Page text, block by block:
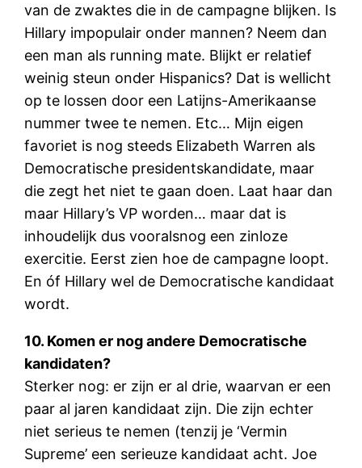
van de zwaktes die in de campagne blijken. Is
Hillary impopulair onder mannen? Neem dan
een man als running mate. Blijkt er relatief
weinig steun onder Hispanics? Dat is wellicht
op te lossen door een Latijns-Amerikaanse
nummer twee te nemen. Etc… Mijn eigen
favoriet is nog steeds Elizabeth Warren als
Democratische presidentskandidate, maar
die zegt het niet te gaan doen. Laat haar dan
maar Hillary’s VP worden… maar dat is
inhoudelijk dus vooralsnog een zinloze
exercitie. Eerst zien hoe de campagne loopt.
En óf Hillary wel de Democratische kandidaat
wordt.
10. Komen er nog andere Democratische
kandidaten?
Sterker nog: er zijn er al drie, waarvan er een
paar al jaren kandidaat zijn. Die zijn echter
niet serieus te nemen (tenzij je ‘Vermin
Supreme’ een serieuze kandidaat acht. Joe